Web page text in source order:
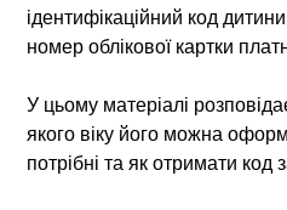
ідентифікаційний код
номер облікової картки
У цьому матеріалі
якого віку його можна
потрібні та як отримати код